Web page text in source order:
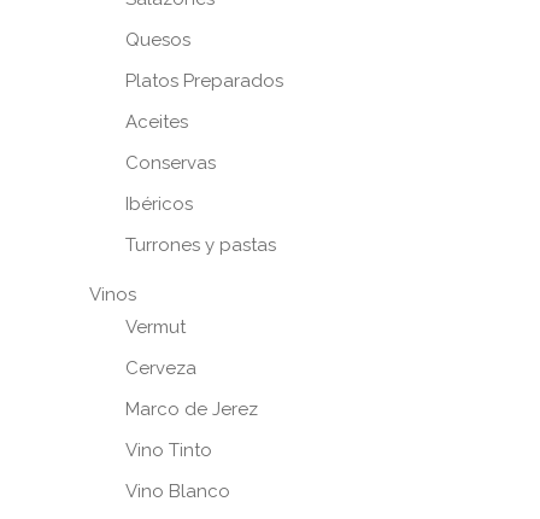
Quesos
Platos Preparados
Aceites
Conservas
Ibéricos
Turrones y pastas
Vinos
Vermut
Cerveza
Marco de Jerez
Vino Tinto
Vino Blanco